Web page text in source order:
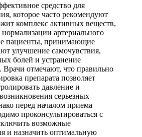
средство для
которое часто рекомендуют
комплекс активных веществ,
артериального
пациенты, принимающие
улучшение самочувствия,
болей и устранение
Врачи отмечают, что правильно
препарата позволяет
давление и
серьезных
перед началом приема
проконсультироваться с
возможные
и назначить оптимальную